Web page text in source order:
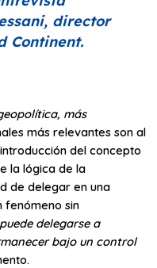
director
Continent.
más
más relevantes son al
del concepto
la lógica de la
de delegar en una
fenómeno sin
delegarse a
bajo un control